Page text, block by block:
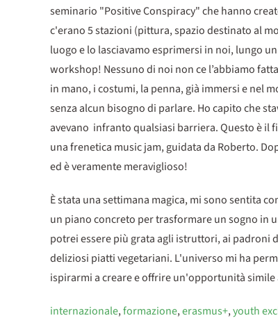
seminario "Positive Conspiracy" che hanno
c'erano 5 stazioni (pittura, spazio destinato al
luogo e lo lasciavamo esprimersi in noi, lungo
workshop! Nessuno di noi non ce l’abbiamo
in mano, i costumi, la penna, già immersi e nel
senza alcun bisogno di parlare. Ho capito che
avevano infranto qualsiasi barriera. Questo è il
una frenetica music jam, guidata da Roberto.
ed è veramente meraviglioso!
È stata una settimana magica, mi sono sentita
un piano concreto per trasformare un sogno in
potrei essere più grata agli istruttori, ai padroni
deliziosi piatti vegetariani. L'universo mi ha
ispirarmi a creare e offrire un'opportunità simile
internazionale,formazione,erasmus+,youth